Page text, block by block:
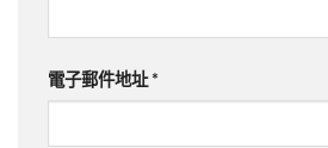
電子郵件地址 *